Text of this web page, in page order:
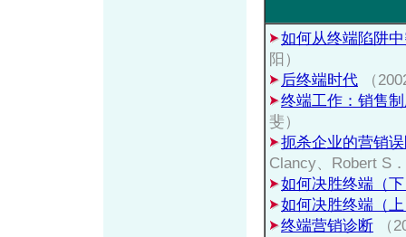
如何从终端陷阱
阳）
后终端时代
（
终端工作：销售
斐）
扼杀企业的营销
Clancy、Robert S
如何决胜终端（
如何决胜终端（
终端营销诊断
（